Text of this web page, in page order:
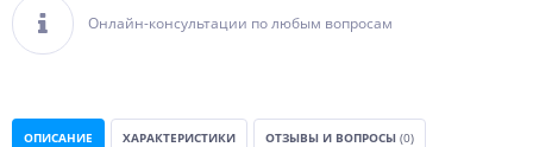
Онлайн-консультации по любым вопросам
ОПИСАНИЕ ХАРАКТЕРИСТИКИ ОТЗЫВЫ И ВОПРОСЫ (0)